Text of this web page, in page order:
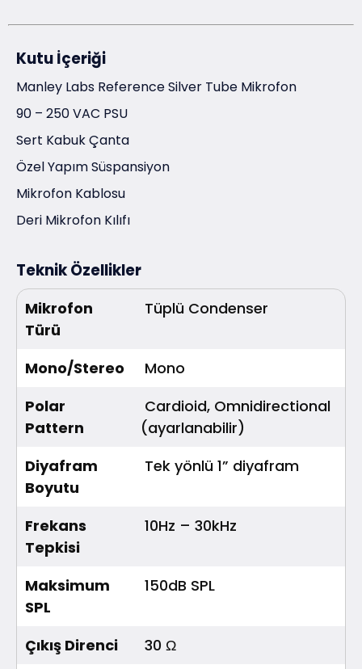
Kutu İçeriği
Manley Labs Reference Silver Tube Mikrofon
90 – 250 VAC PSU
Sert Kabuk Çanta
Özel Yapım Süspansiyon
Mikrofon Kablosu
Deri Mikrofon Kılıfı
Teknik Özellikler
Mikrofon
Türü
Tüplü Condenser
Mono/Stereo
Mono
Polar
Pattern
Cardioid, Omnidirectional
(ayarlanabilir)
Diyafram
Boyutu
Tek yönlü 1” diyafram
Frekans
Tepkisi
10Hz – 30kHz
Maksimum
SPL
150dB SPL
Çıkış Direnci
30 Ω